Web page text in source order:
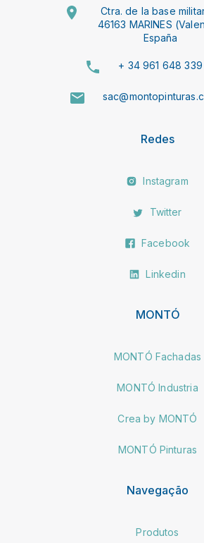
Ctra. de la base
46163 MARINES
España
+ 34 961 648 339
Redes
Instagram
Twitter
Facebook
Linkedin
MONTÓ
MONTÓ Fachadas
MONTÓ Industria
Crea by MONTÓ
MONTÓ Pinturas
Navegação
Produtos